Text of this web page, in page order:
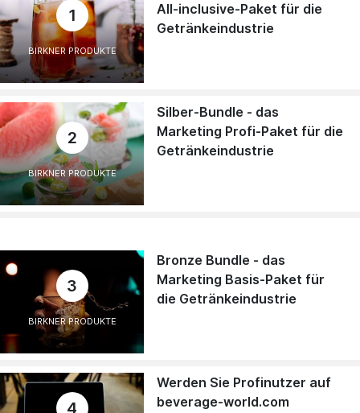
1
BIRKNER PRODUKTE
All-inclusive-Paket für die
Getränkeindustrie
2
BIRKNER PRODUKTE
Silber-Bundle - das
Marketing Profi-Paket für die
Getränkeindustrie
3
BIRKNER PRODUKTE
Bronze Bundle - das
Marketing Basis-Paket für
die Getränkeindustrie
4
Werden Sie Profinutzer auf
beverage-world.com